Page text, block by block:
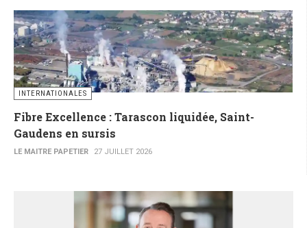
INTERNATIONALES
Fibre Excellence : Tarascon liquidée, Saint-
Gaudens en sursis
LE MAITRE PAPETIER 27 JUILLET 2026